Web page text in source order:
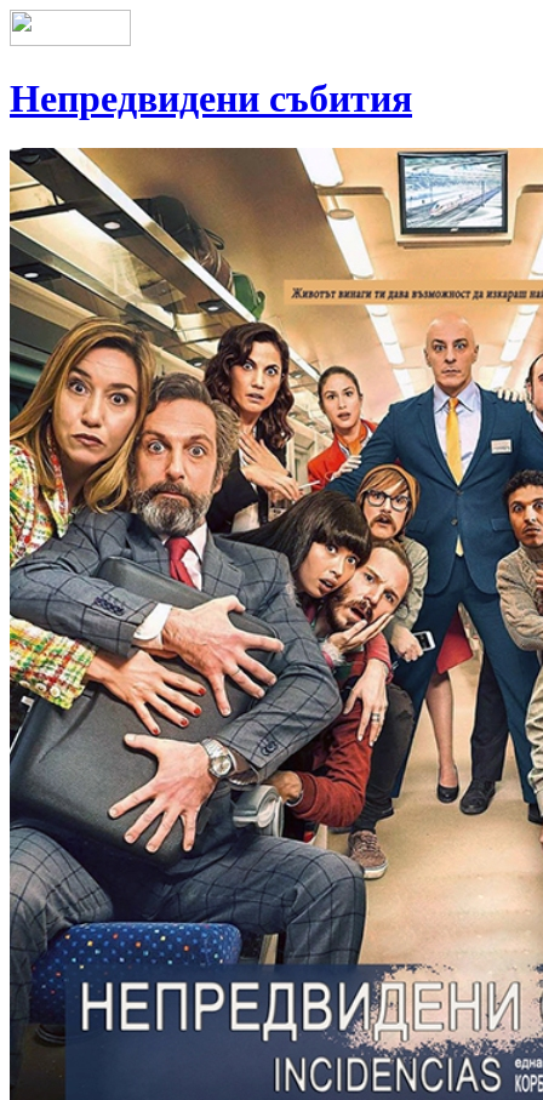
Непредвидени събития